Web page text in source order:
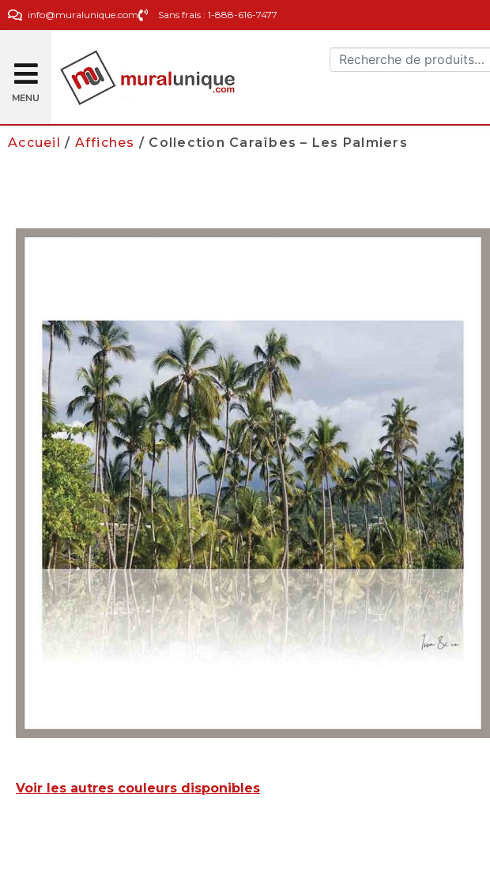
info@muralunique.com Sans frais : 1-888-616-7477
MENU
Accueil / Affiches / Collection Caraïbes – Les Palmiers
Voir les autres couleurs disponibles